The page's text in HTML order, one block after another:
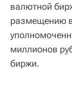
валютной
размещению
миллионов
биржи.